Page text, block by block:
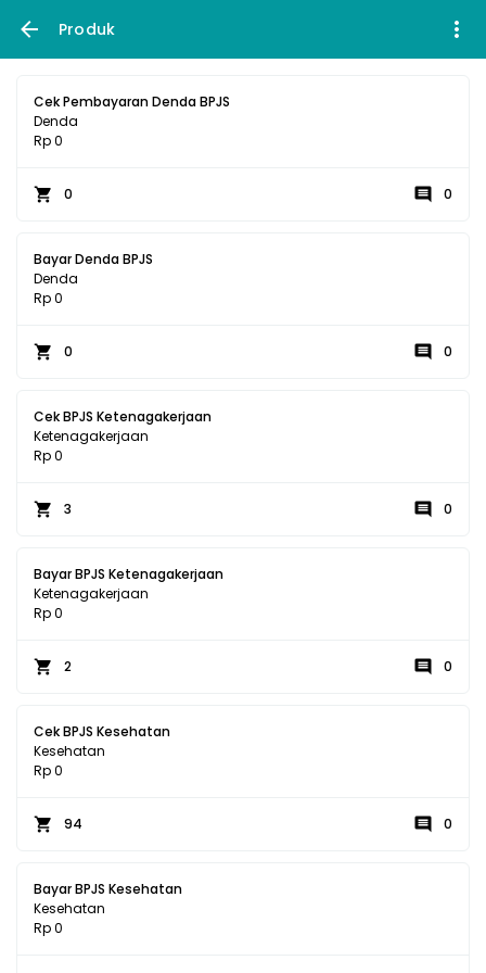
Produk
Cek Pembayaran Denda BPJS
Denda
Rp 0
0 0
Bayar Denda BPJS
Denda
Rp 0
0 0
Cek BPJS Ketenagakerjaan
Ketenagakerjaan
Rp 0
3 0
Bayar BPJS Ketenagakerjaan
Ketenagakerjaan
Rp 0
2 0
Cek BPJS Kesehatan
Kesehatan
Rp 0
94 0
Bayar BPJS Kesehatan
Kesehatan
Rp 0